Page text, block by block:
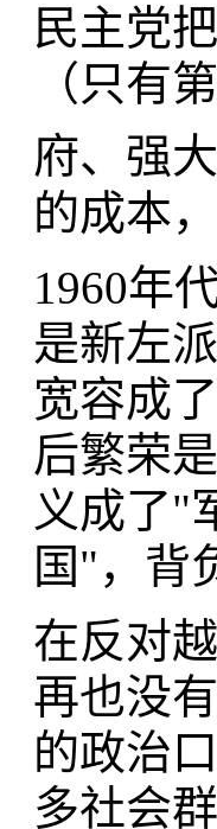
民主党
（只有
府、强
的成本
1960年
是新左
宽容成
后繁荣
义成了"
国"，背
在反对
再也没
的政治
多社会